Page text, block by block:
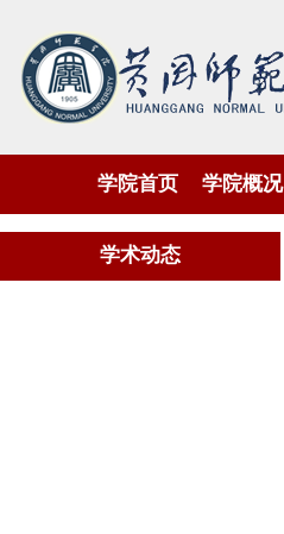
学院首页 学院概况
学术动态